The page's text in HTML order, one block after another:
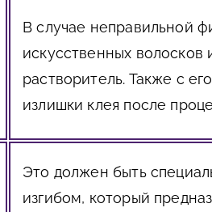
В случае неправильной
искусственных волосков
растворитель. Также с
излишки клея после
Это должен быть
изгибом, который